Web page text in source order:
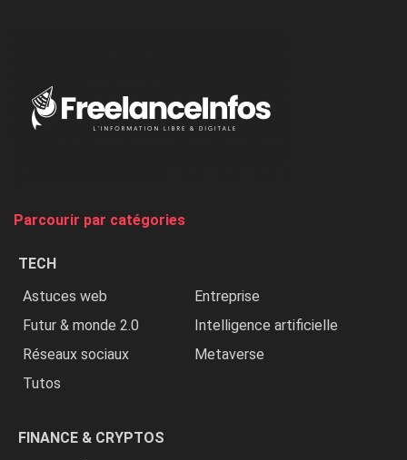
Nigeria,
Parcourir par catégories
TECH
Astuces web
Entreprise
Futur & monde 2.0
Intelligence artificielle
Réseaux sociaux
Metaverse
Tutos
FINANCE & CRYPTOS